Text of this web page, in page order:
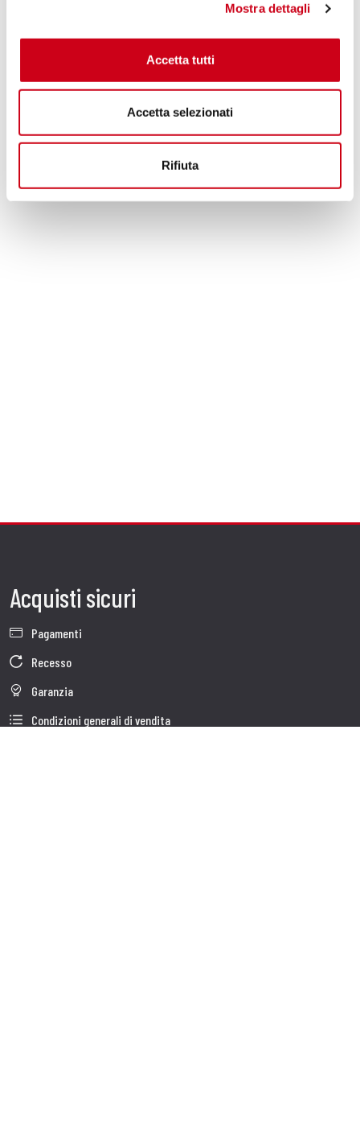
Mostra dettagli
Accetta tutti
Accetta selezionati
Rifiuta
Acquisti sicuri
Pagamenti
Recesso
Garanzia
Condizioni generali di vendita